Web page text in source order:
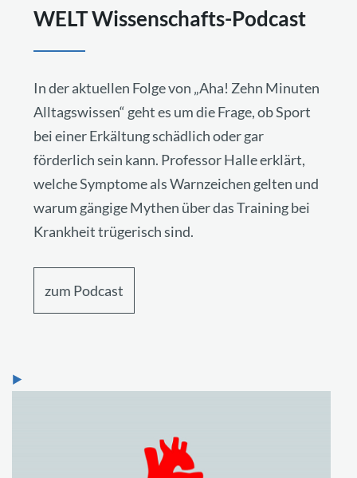
WELT Wissenschafts-Podcast
In der aktuellen Folge von „Aha! Zehn Minuten
Alltagswissen“ geht es um die Frage, ob Sport
bei einer Erkältung schädlich oder gar
förderlich sein kann. Professor Halle erklärt,
welche Symptome als Warnzeichen gelten und
warum gängige Mythen über das Training bei
Krankheit trügerisch sind.
zum Podcast